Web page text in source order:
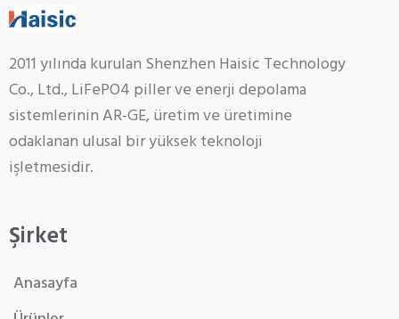
2011 yılında kurulan Shenzhen Haisic Technology
Co., Ltd., LiFePO4 piller ve enerji depolama
sistemlerinin AR-GE, üretim ve üretimine
odaklanan ulusal bir yüksek teknoloji
işletmesidir.
Şirket
Anasayfa